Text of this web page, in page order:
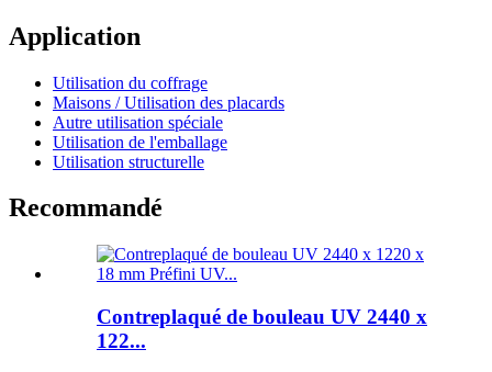
Application
Utilisation du coffrage
Maisons / Utilisation des placards
Autre utilisation spéciale
Utilisation de l'emballage
Utilisation structurelle
Recommandé
Contreplaqué de bouleau UV 2440 x
122...